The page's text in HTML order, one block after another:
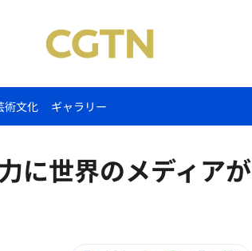
術文化 ギャラリー
に世界のメディアが